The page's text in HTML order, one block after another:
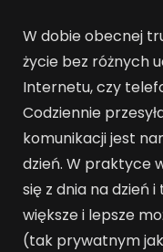
W dobie obecnej
życie bez różnych
Internetu, czy
Codziennie
komunikacji jest
dzień. W praktyce
się z dnia na dzień
większe i lepsze
(tak prywatnym